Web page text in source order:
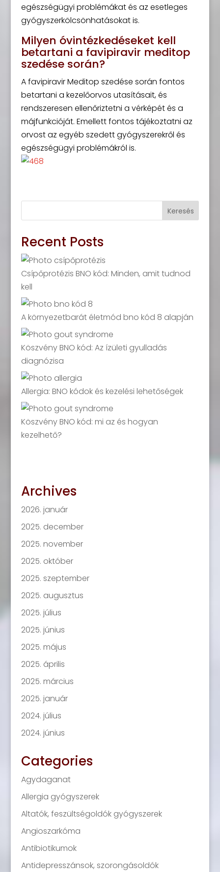
egészségügyi problémákat és az esetleges
gyógyszerkölcsönhatásokat is.
Milyen óvintézkedéseket kell
betartani a favipiravir meditop
szedése során?
A favipiravir Meditop szedése során fontos
betartani a kezelőorvos utasításait, és
rendszeresen ellenőriztetni a vérképét és a
májfunkcióját. Emellett fontos tájékoztatni az
orvost az egyéb szedett gyógyszerekről és
egészségügyi problémákról is.
Keresés
Recent Posts
Csípőprotézis BNO kód: Minden, amit tudnod
kell
A környezetbarát életmód bno kód 8 alapján
Köszvény BNO kód: Az ízületi gyulladás
diagnózisa
Allergia: BNO kódok és kezelési lehetőségek
Köszvény BNO kód: mi az és hogyan
kezelhető?
Archives
2026. január
2025. december
2025. november
2025. október
2025. szeptember
2025. augusztus
2025. július
2025. június
2025. május
2025. április
2025. március
2025. január
2024. július
2024. június
Categories
Agydaganat
Allergia gyógyszerek
Altatók, feszültségoldók gyógyszerek
Angioszarkóma
Antibiotikumok
Antidepresszánsok, szorongásoldók